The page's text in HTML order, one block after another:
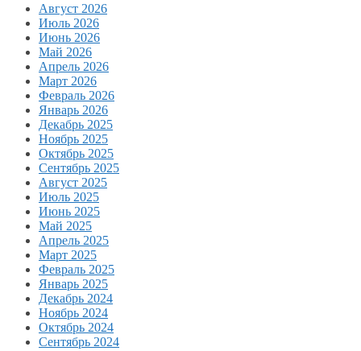
Август 2026
Июль 2026
Июнь 2026
Май 2026
Апрель 2026
Март 2026
Февраль 2026
Январь 2026
Декабрь 2025
Ноябрь 2025
Октябрь 2025
Сентябрь 2025
Август 2025
Июль 2025
Июнь 2025
Май 2025
Апрель 2025
Март 2025
Февраль 2025
Январь 2025
Декабрь 2024
Ноябрь 2024
Октябрь 2024
Сентябрь 2024